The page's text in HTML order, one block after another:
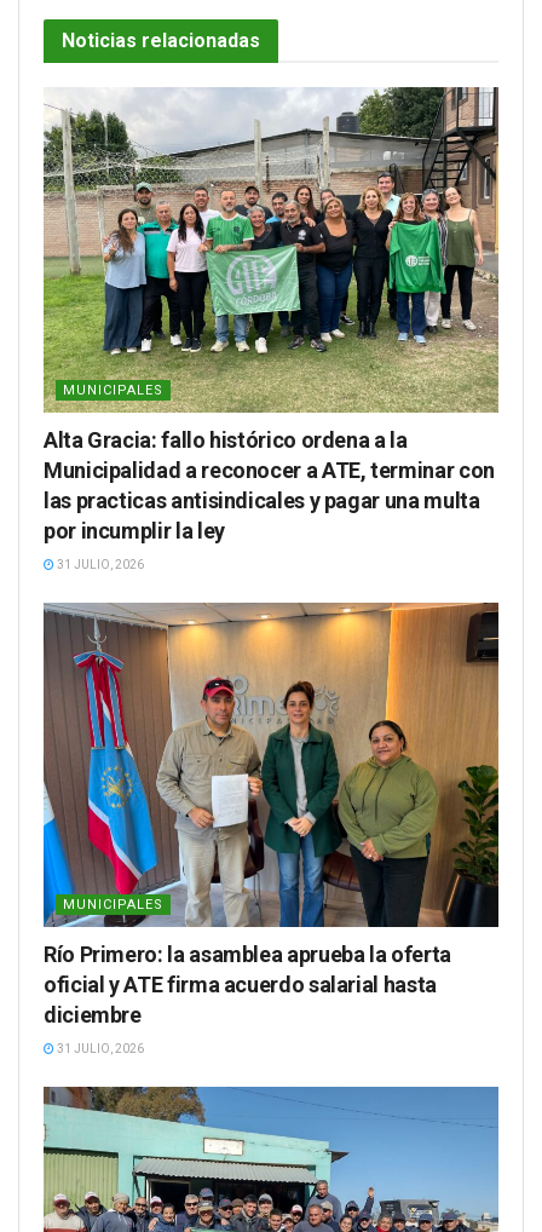
Noticias relacionadas
MUNICIPALES
Alta Gracia: fallo histórico ordena a la
Municipalidad a reconocer a ATE, terminar con
las practicas antisindicales y pagar una multa
por incumplir la ley
31 JULIO, 2026
MUNICIPALES
Río Primero: la asamblea aprueba la oferta
oficial y ATE firma acuerdo salarial hasta
diciembre
31 JULIO, 2026